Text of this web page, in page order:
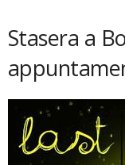
Stasera a